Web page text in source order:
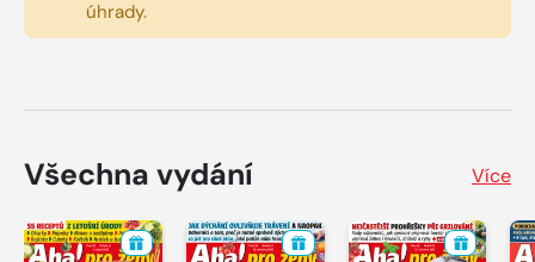
úhrady.
Všechna vydání Více